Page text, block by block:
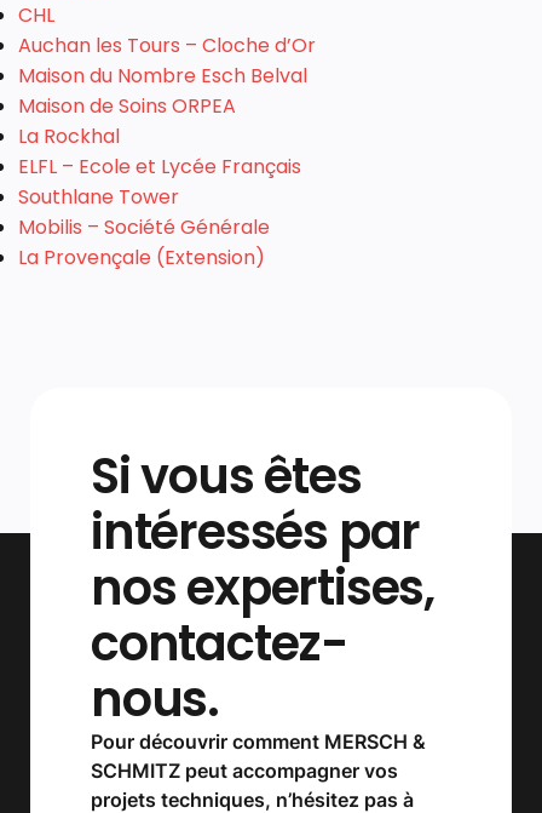
CHL
Auchan les Tours – Cloche d’Or
Maison du Nombre Esch Belval
Maison de Soins ORPEA
La Rockhal
ELFL – Ecole et Lycée Français
Southlane Tower
Mobilis – Société Générale
La Provençale (Extension)
Si vous êtes
intéressés par
nos expertises,
contactez-
nous.
Pour découvrir comment MERSCH &
SCHMITZ peut accompagner vos
projets techniques, n’hésitez pas à